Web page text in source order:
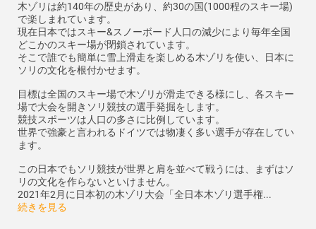
木ゾリは約140年の歴史があり、約30の国(1000程のスキー場)
で楽しまれています。
現在日本ではスキー&スノーボード人口の減少により毎年全国
どこかのスキー場が閉鎖されています。
そこで誰でも簡単に雪上滑走を楽しめる木ゾリを使い、日本に
ソリの文化を根付かせます。
目標は全国のスキー場で木ゾリが滑走できる様にし、各スキー
場で大会を開きソリ競技の選手発掘をします。
競技スポーツは人口の多さに比例しています。
世界で強豪と言われるドイツでは物凄く多い選手が存在してい
ます。
この日本でもソリ競技が世界と肩を並べて戦うには、まずはソ
リの文化を作らないといけません。
2021年2月に日本初の木ゾリ大会「全日本木ゾリ選手権...
続きを見る